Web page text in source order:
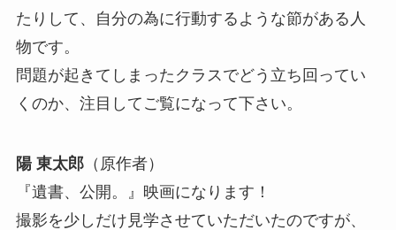
たりして、自分の為に行動するような節がある人
物です。
問題が起きてしまったクラスでどう立ち回ってい
くのか、注目してご覧になって下さい。
陽 東太郎（原作者）
『遺書、公開。』映画になります！
撮影を少しだけ見学させていただいたのですが、